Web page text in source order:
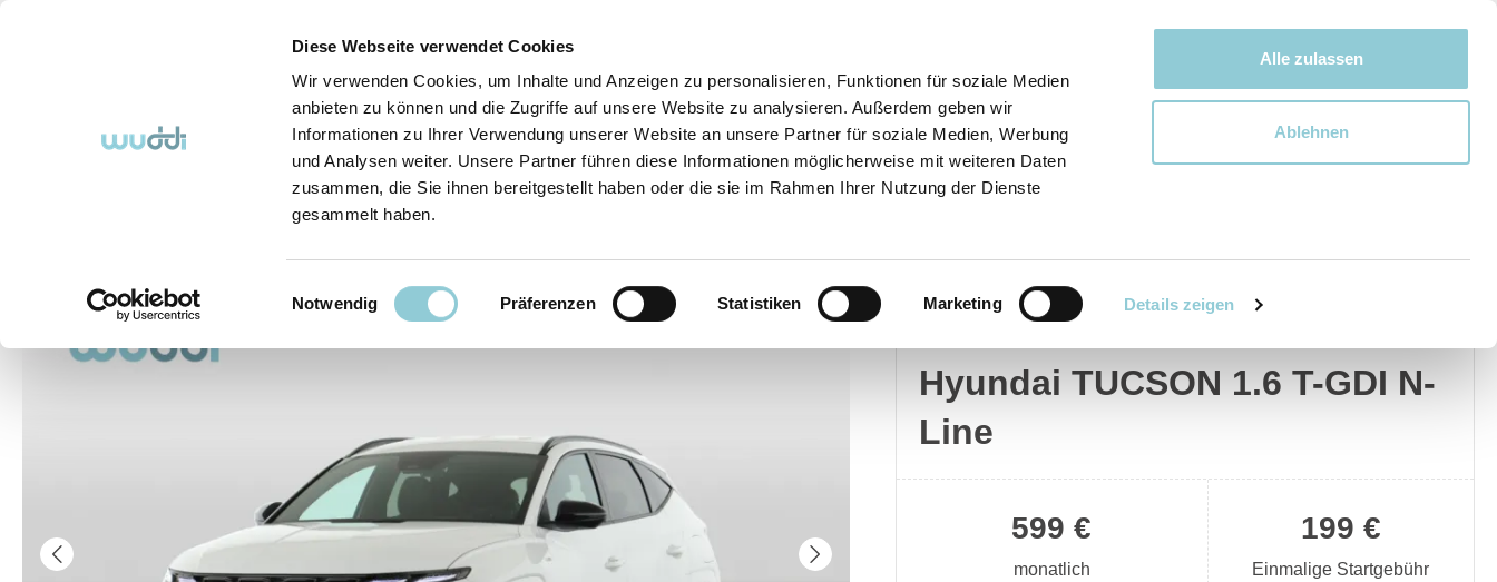
Diese Webseite verwendet Cookies
Wir verwenden Cookies, um Inhalte und Anzeigen zu personalisieren, Funktionen für soziale Medien
anbieten zu können und die Zugriffe auf unsere Website zu analysieren. Außerdem geben wir
Informationen zu Ihrer Verwendung unserer Website an unsere Partner für soziale Medien, Werbung
und Analysen weiter. Unsere Partner führen diese Informationen möglicherweise mit weiteren Daten
zusammen, die Sie ihnen bereitgestellt haben oder die sie im Rahmen Ihrer Nutzung der Dienste
gesammelt haben.
Einwilligungsauswahl
Notwendig Präferenzen Statistiken Marketing Details zeigen
Alle zulassen
Ablehnen
Bewegen bewegt uns!
Abo-Fahrzeuge So funktioniert's (FAQ) Über Uns Kontakt
Bildergalerie überspringen
Hyundai
Hyundai TUCSON 1.6 T-GDI N-
Line
199 €
Einmalige Startgebühr
599 €
monatlich